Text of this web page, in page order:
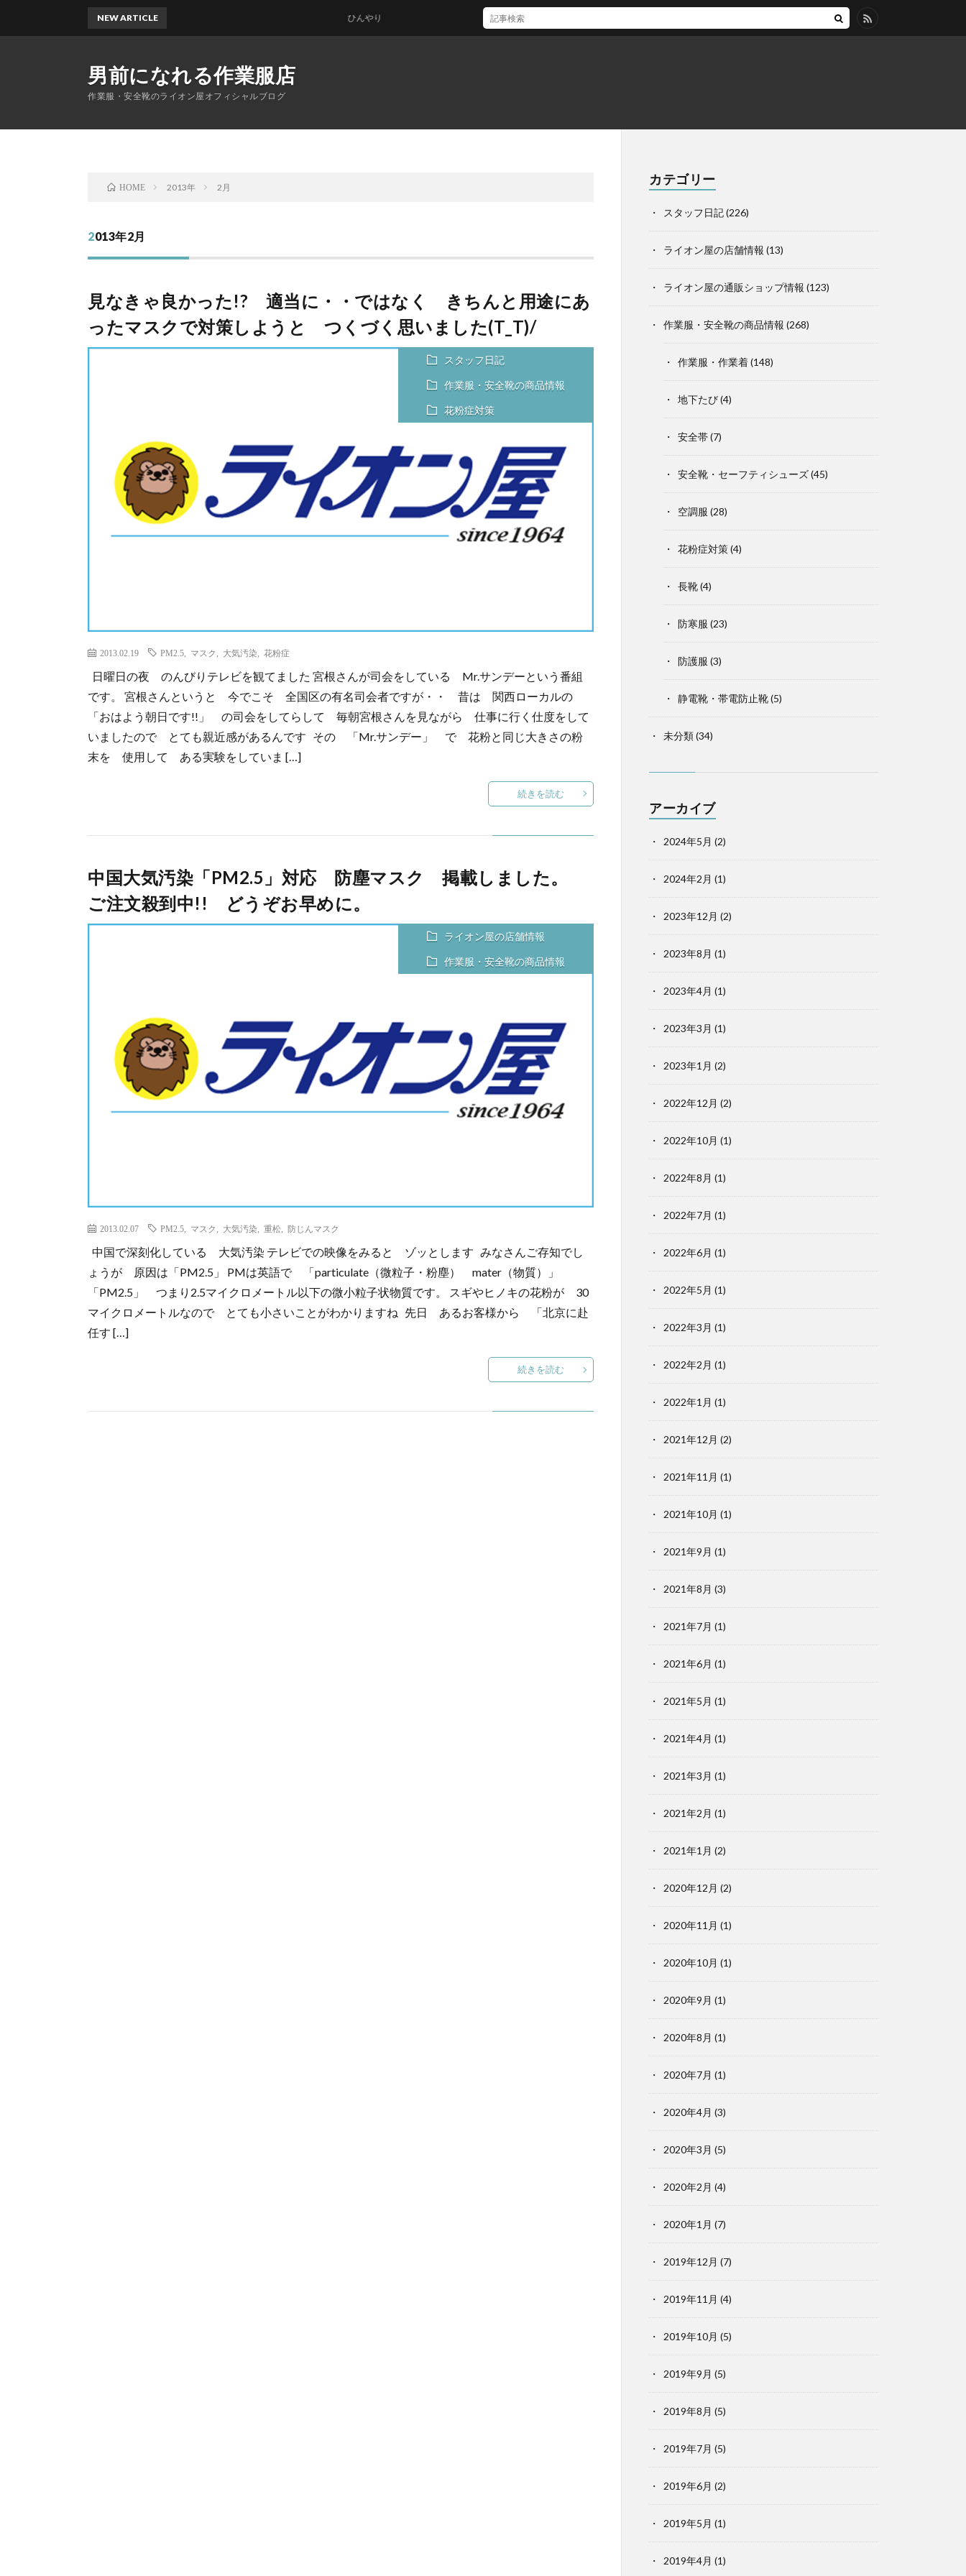
男前になれる作業服店
作業服・安全靴のライオン屋オフィシャルブログ
NEW ARTICLE ひんやり
HOME 2013年 2月
2013年2月
見なきゃ良かった!? 適当に・・ではなく きちんと用途にあ
ったマスクで対策しようと つくづく思いました(T_T)/
スタッフ日記
作業服・安全靴の商品情報
花粉症対策
2013.02.19 PM2.5 マスク 大気汚染 花粉症
日曜日の夜 のんびりテレビを観てました 宮根さんが司会をしている Mr.サンデーという番組
です。 宮根さんというと 今でこそ 全国区の有名司会者ですが・・ 昔は 関西ローカルの
「おはよう朝日です!!」 の司会をしてらして 毎朝宮根さんを見ながら 仕事に行く仕度をして
いましたので とても親近感があるんです その 「Mr.サンデー」 で 花粉と同じ大きさの粉
末を 使用して ある実験をしていま […]
続きを読む
中国大気汚染「PM2.5」対応 防塵マスク 掲載しました。
ご注文殺到中!! どうぞお早めに。
ライオン屋の店舗情報
作業服・安全靴の商品情報
2013.02.07 PM2.5 マスク 大気汚染 重松 防じんマスク
中国で深刻化している 大気汚染 テレビでの映像をみると ゾッとします みなさんご存知でし
ょうが 原因は「PM2.5」 PMは英語で 「particulate（微粒子・粉塵） mater（物質）」
「PM2.5」 つまり2.5マイクロメートル以下の微小粒子状物質です。 スギやヒノキの花粉が 30
マイクロメートルなので とても小さいことがわかりますね 先日 あるお客様から 「北京に赴
任す […]
続きを読む
カテゴリー
スタッフ日記(226)
ライオン屋の店舗情報 (13)
ライオン屋の通販ショップ情報 (123)
作業服・安全靴の商品情報 (268)
作業服・作業着(148)
地下たび(4)
安全帯(7)
安全靴・セーフティシューズ(45)
空調服 (28)
花粉症対策(4)
長靴(4)
防寒服 (23)
防護服 (3)
静電靴・帯電防止靴(5)
未分類(34)
アーカイブ
2024年5月 (2)
2024年2月 (1)
2023年12月 (2)
2023年8月 (1)
2023年4月 (1)
2023年3月 (1)
2023年1月 (2)
2022年12月 (2)
2022年10月 (1)
2022年8月 (1)
2022年7月 (1)
2022年6月 (1)
2022年5月 (1)
2022年3月 (1)
2022年2月 (1)
2022年1月 (1)
2021年12月 (2)
2021年11月 (1)
2021年10月 (1)
2021年9月 (1)
2021年8月 (3)
2021年7月 (1)
2021年6月 (1)
2021年5月 (1)
2021年4月 (1)
2021年3月 (1)
2021年2月 (1)
2021年1月 (2)
2020年12月 (2)
2020年11月 (1)
2020年10月 (1)
2020年9月 (1)
2020年8月 (1)
2020年7月 (1)
2020年4月 (3)
2020年3月 (5)
2020年2月 (4)
2020年1月 (7)
2019年12月 (7)
2019年11月 (4)
2019年10月 (5)
2019年9月 (5)
2019年8月 (5)
2019年7月 (5)
2019年6月 (2)
2019年5月 (1)
2019年4月 (1)